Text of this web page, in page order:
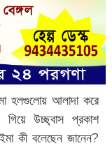
হলগুলোয় আলাদা করে
উচ্ছ্বাস প্রকাশ
কী বলেছেন জানেন?